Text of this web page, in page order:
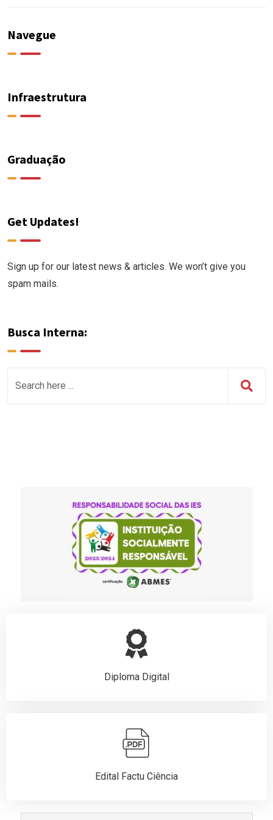
Navegue
Infraestrutura
Graduação
Get Updates!
Sign up for our latest news & articles. We won’t give you
spam mails.
Busca Interna:
Diploma Digital
Edital Factu Ciência